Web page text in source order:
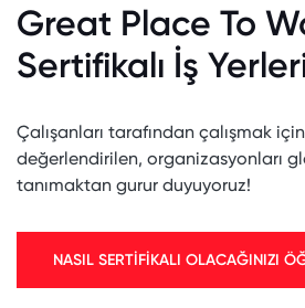
Great Place To
Sertifikalı İş
Çalışanları tarafından çalışmak
değerlendirilen, organizasyonları
tanımaktan gurur duyuyoruz!
NASIL SERTİFİKALI OLACAĞINIZI